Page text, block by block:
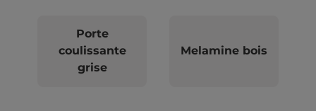
Porte
coulissante
grise
Melamine bois